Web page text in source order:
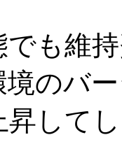
でも維
のバ
昇して